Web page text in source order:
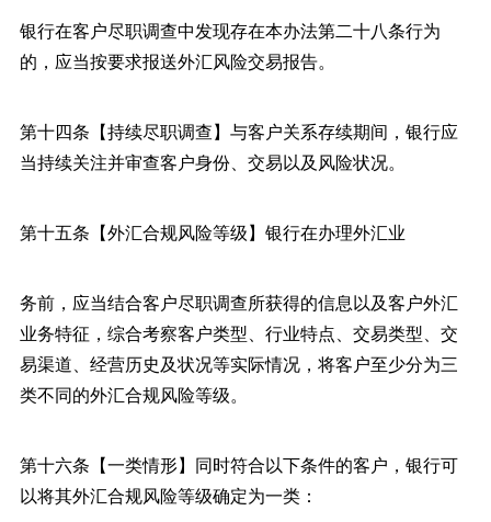
银行在客户尽职调查中发现存在本办法第二十八条行为
的，应当按要求报送外汇风险交易报告。
第十四条【持续尽职调查】与客户关系存续期间，银行应
当持续关注并审查客户身份、交易以及风险状况。
第十五条【外汇合规风险等级】银行在办理外汇业
务前，应当结合客户尽职调查所获得的信息以及客户外汇
业务特征，综合考察客户类型、行业特点、交易类型、交
易渠道、经营历史及状况等实际情况，将客户至少分为三
类不同的外汇合规风险等级。
第十六条【一类情形】同时符合以下条件的客户，银行可
以将其外汇合规风险等级确定为一类：